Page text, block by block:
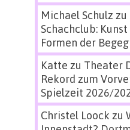
Michael Schulz zu
Schachclub:
Formen der
Katte zu Theater
Rekord zum
Spielzeit 2026/
Christel Loock zu